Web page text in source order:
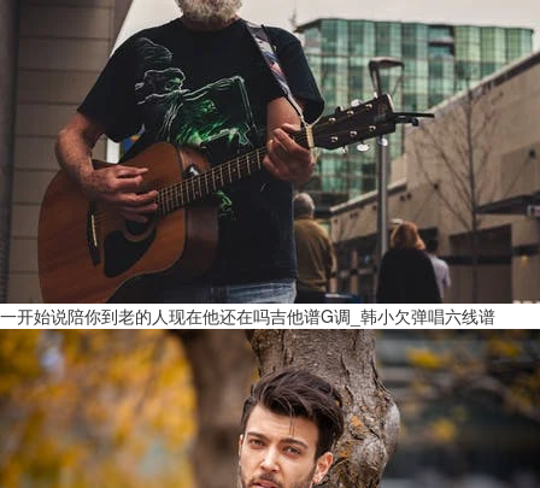
一开始说陪你到老的人现在他还在吗吉他谱G调_韩小欠弹唱六线谱